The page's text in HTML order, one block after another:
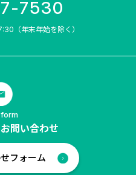
7530
（年末年始を除く）
問い合わせ
フォーム